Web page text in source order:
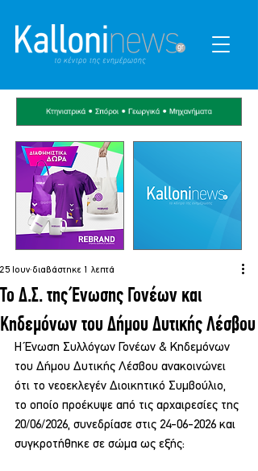
Το Δ.Σ. της Ένωσης Γονέων και
Κηδεμόνων του Δήμου Δυτικής Λέσβου
25 Ιουν διαβάστηκε 1 λεπτά
Η Ένωση Συλλόγων Γονέων & Κηδεμόνων
του Δήμου Δυτικής Λέσβου ανακοινώνει
ότι το νεοεκλεγέν Διοικητικό Συμβούλιο,
το οποίο προέκυψε από τις αρχαιρεσίες της
20/06/2026, συνεδρίασε στις 24-06-2026 και
συγκροτήθηκε σε σώμα ως εξής: